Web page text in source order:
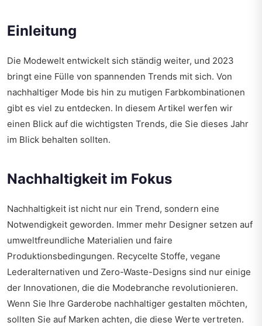
Einleitung
Die Modewelt entwickelt sich ständig weiter, und 2023
bringt eine Fülle von spannenden Trends mit sich. Von
nachhaltiger Mode bis hin zu mutigen Farbkombinationen
gibt es viel zu entdecken. In diesem Artikel werfen wir
einen Blick auf die wichtigsten Trends, die Sie dieses Jahr
im Blick behalten sollten.
Nachhaltigkeit im Fokus
Nachhaltigkeit ist nicht nur ein Trend, sondern eine
Notwendigkeit geworden. Immer mehr Designer setzen auf
umweltfreundliche Materialien und faire
Produktionsbedingungen. Recycelte Stoffe, vegane
Lederalternativen und Zero-Waste-Designs sind nur einige
der Innovationen, die die Modebranche revolutionieren.
Wenn Sie Ihre Garderobe nachhaltiger gestalten möchten,
sollten Sie auf Marken achten, die diese Werte vertreten.